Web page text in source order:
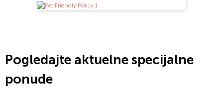
Pogledajte aktuelne specijalne
ponude